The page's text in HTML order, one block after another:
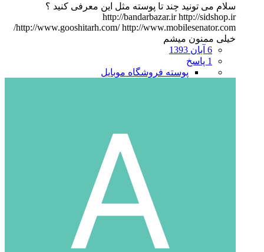
سلام می تونید چند تا پوسته مثل این معرفی کنید ؟
http://bandarbazar.ir http://sidshop.ir
http://www.gooshitarh.com/ http://www.mobilesenator.com/
خیلی ممنون میشم
6 آبان 1393
1 پاسخ
پوسته فروشگاه موبایل